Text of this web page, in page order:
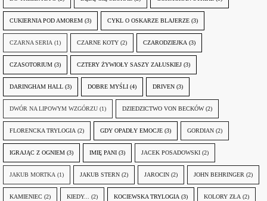
CUKIERNIA POD AMOREM (3) CYKL O OSKARZE BLAJERZE (3)
CZARNA SERIA (1) CZARNE KOTY (2) CZARODZIEJKA (3)
CZASOTORIUM (3) CZTERY ŻYWIOŁY SASZY ZAŁUSKIEJ (3)
DARINGHAM HALL (3) DOBRE MYŚLI (4) DRIVEN (3)
DWÓR NA LIPOWYM WZGÓRZU (1) DZIEDZICTWO VON BECKÓW (2)
FLORENCKA TRYLOGIA (2) GDY OPADŁY EMOCJE (3) GORDIAN (2)
IGRAJĄC Z OGNIEM (3) IMIĘ PANI (3) JACEK POSADOWSKI (2)
JAKUB MORTKA (1) JAKUB STERN (2) JAROCIN (2) JOHN BEHRINGER (2)
KAMIENIEC (2) KIEDY... (2) KOCIEWSKA TRYLOGIA (3) KOLORY ZŁA (2)